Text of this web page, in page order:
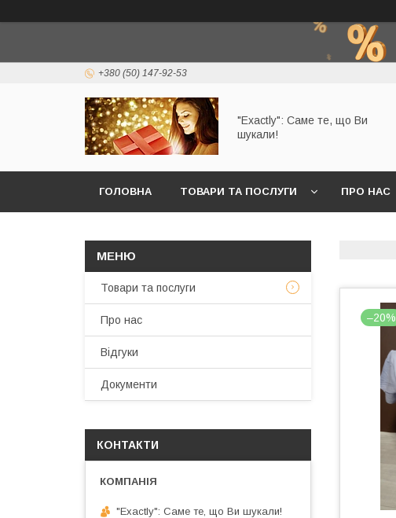
+380 (50) 147-92-53
"Exactly": Саме те, що Ви
шукали!
ГОЛОВНА ТОВАРИ ТА ПОСЛУГИ ПРО НАС
–20%
Товари та послуги
Про нас
Відгуки
Документи
КОНТАКТИ
"Exactly": Саме те, що Ви шукали!